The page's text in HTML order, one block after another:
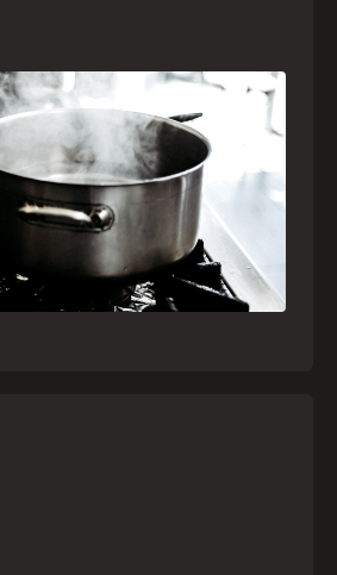
a improvisar para se
risco de queimaduras
e, com ele, práticas perigosas
voltam a ser comuns. Saiba
e como agir em caso de